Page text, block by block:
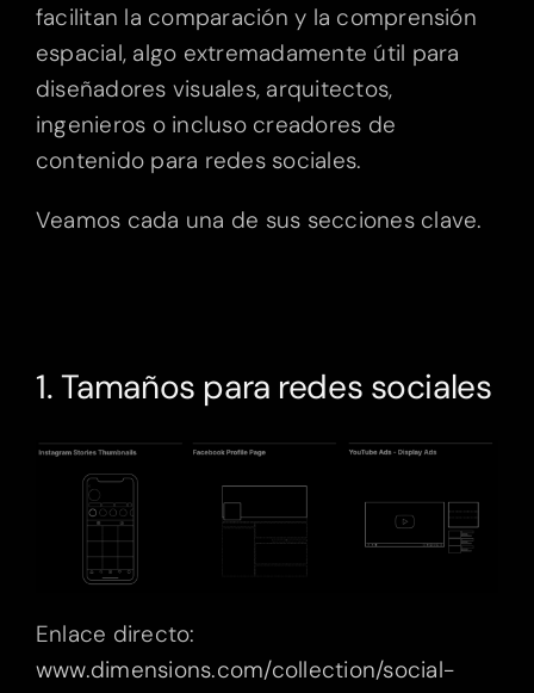
facilitan la comparación y la comprensión
espacial, algo extremadamente útil para
diseñadores visuales, arquitectos,
ingenieros o incluso creadores de
contenido para redes sociales.
Veamos cada una de sus secciones clave.
1. Tamaños para redes sociales
Enlace directo:
www.dimensions.com/collection/social-